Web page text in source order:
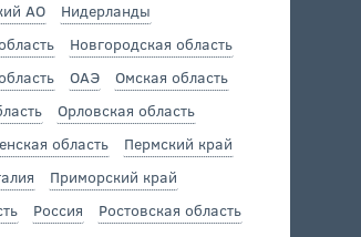
АО
Нидерланды
Новгородская область
ОАЭ
Омская область
Орловская область
область
Пермский край
Приморский край
Россия
Ростовская область